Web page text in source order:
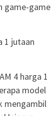
game-game
1 jutaan
4 harga 1
model
mengambil